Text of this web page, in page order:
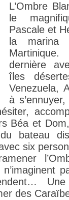
L’Ombre
le
Pascale et
la marina
dernière
îles
Venezuela,
à
Béa et
bateau
six
Une
des